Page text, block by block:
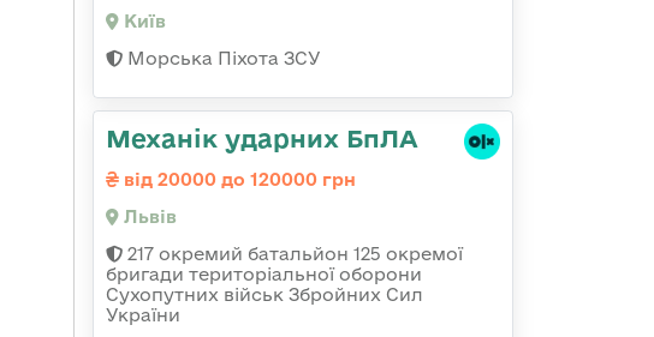
Київ
Морська Піхота ЗСУ
Механік ударних БпЛА
від 20000 до 120000 грн
Львів
217 окремий батальйон 125 окремої
бригади територіальної оборони
Сухопутних військ Збройних Сил
України